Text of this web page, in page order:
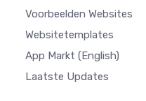
Voorbeelden Websites
Websitetemplates
App Markt (English)
Laatste Updates